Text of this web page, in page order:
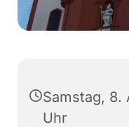
Samstag, 8.
Uhr